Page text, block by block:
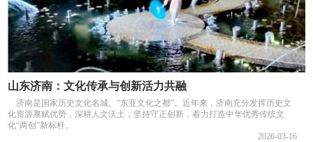
山东济南：文化传承与创新活力共融
济南是国家历史文化名城、“东亚文化之都”。近年来，济南充分发挥历史文
化资源禀赋优势，深耕人文沃土，坚持守正创新，着力打造中华优秀传统文
化“两创”新标杆。
2026-03-16